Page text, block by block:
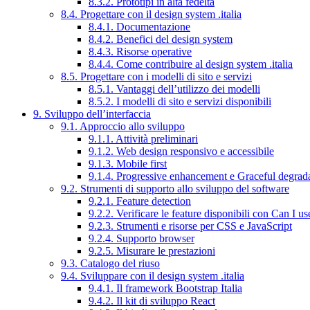
8.4. Progettare con il design system .italia
8.4.1. Documentazione
8.4.2. Benefici del design system
8.4.3. Risorse operative
8.4.4. Come contribuire al design system .italia
8.5. Progettare con i modelli di sito e servizi
8.5.1. Vantaggi dell’utilizzo dei modelli
8.5.2. I modelli di sito e servizi disponibili
9. Sviluppo dell’interfaccia
9.1. Approccio allo sviluppo
9.1.1. Attività preliminari
9.1.2. Web design responsivo e accessibile
9.1.3. Mobile first
9.1.4. Progressive enhancement e Graceful
9.2. Strumenti di supporto allo sviluppo del software
9.2.1. Feature detection
9.2.2. Verificare le feature disponibili con Can I
9.2.3. Strumenti e risorse per CSS e JavaScript
9.2.4. Supporto browser
9.2.5. Misurare le prestazioni
9.3. Catalogo del riuso
9.4. Sviluppare con il design system .italia
9.4.1. Il framework Bootstrap Italia
9.4.2. Il kit di sviluppo React